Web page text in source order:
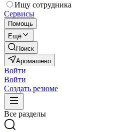
Ищу сотрудника
Сервисы
Помощь
Ещё
Поиск
Аромашево
Войти
Войти
Создать резюме
Все разделы